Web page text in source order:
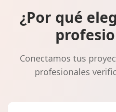
¿Por qué
Conectamos tus
profesionales